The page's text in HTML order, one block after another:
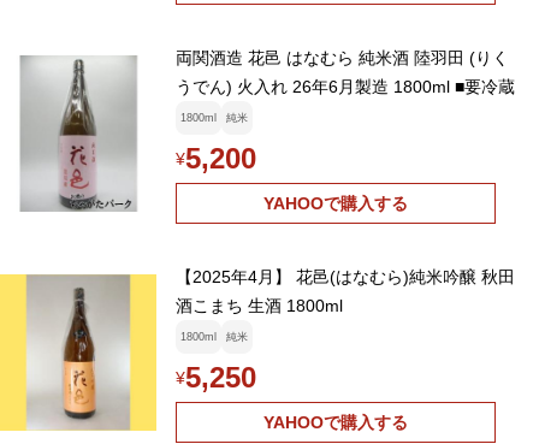
両関酒造 花邑 はなむら 純米酒 陸羽田 (りく
うでん) 火入れ 26年6月製造 1800ml ■要冷蔵
1800ml 純米
¥5,200
YAHOOで購入する
【2025年4月】 花邑(はなむら)純米吟醸 秋田
酒こまち 生酒 1800ml
1800ml 純米
¥5,250
YAHOOで購入する